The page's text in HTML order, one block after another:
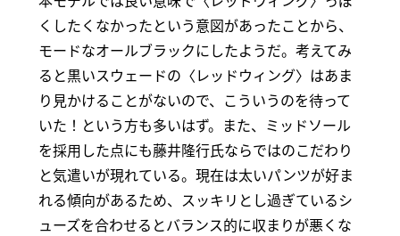
くしたくなかったという意図があったことから、
モードなオールブラックにしたようだ。考えてみ
ると黒いスウェードの〈レッドウィング〉はあま
り見かけることがないので、こういうのを待って
いた！という方も多いはず。また、ミッドソール
を採用した点にも藤井隆行氏ならではのこだわり
と気遣いが現れている。現在は太いパンツが好ま
れる傾向があるため、スッキリとし過ぎているシ
ューズを合わせるとバランス的に収まりが悪くな